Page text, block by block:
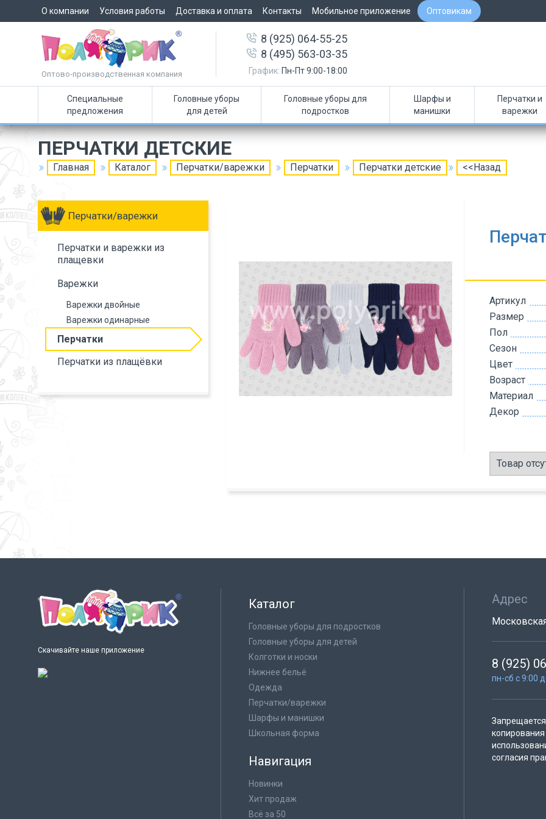
О компании Условия работы Доставка и оплата Контакты Мобильное приложение Оптовикам
Оптово-производственная компания
8 (925) 064-55-25
8 (495) 563-03-35
График: Пн-Пт 9:00-18:00
Специальные
предложения
Головные уборы
для детей
Головные уборы для
подростков
Шарфы и
манишки
Перчатки и
варежки
ПЕРЧАТКИ ДЕТСКИЕ
Главная Каталог Перчатки/варежки Перчатки Перчатки детские <<Назад
Перчатки/варежки
Перчатки и варежки из
плащевки
Варежки
Варежки двойные
Варежки одинарные
Перчатки
Перчатки из плащёвки
Артикул
Размер
Пол
Сезон
Цвет
Возраст
Материал
Декор
Товар
Скачивайте наше приложение
Каталог
Головные уборы для подростков
Головные уборы для детей
Колготки и носки
Нижнее бельё
Одежда
Перчатки/варежки
Шарфы и манишки
Школьная форма
Навигация
Новинки
Хит продаж
Всё за 50
Адрес
8 (925)
пн-сб с 9:00
согласия